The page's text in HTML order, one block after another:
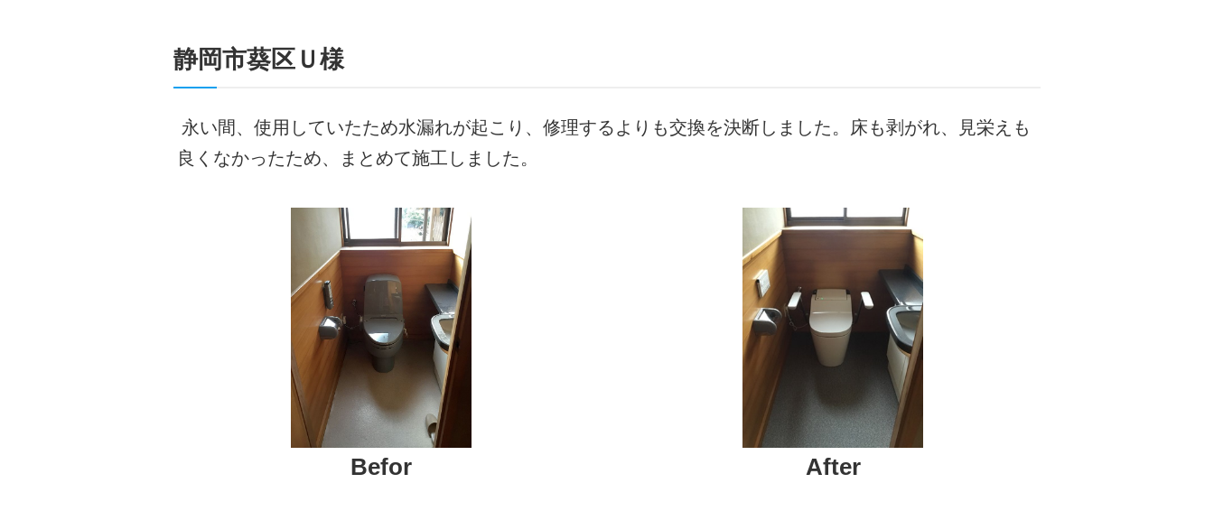
静岡市葵区Ｕ様
永い間、使用していたため水漏れが起こり、修理するよりも交換を決断しました。床も剥がれ、見栄えも
良くなかったため、まとめて施工しました。
Befor After